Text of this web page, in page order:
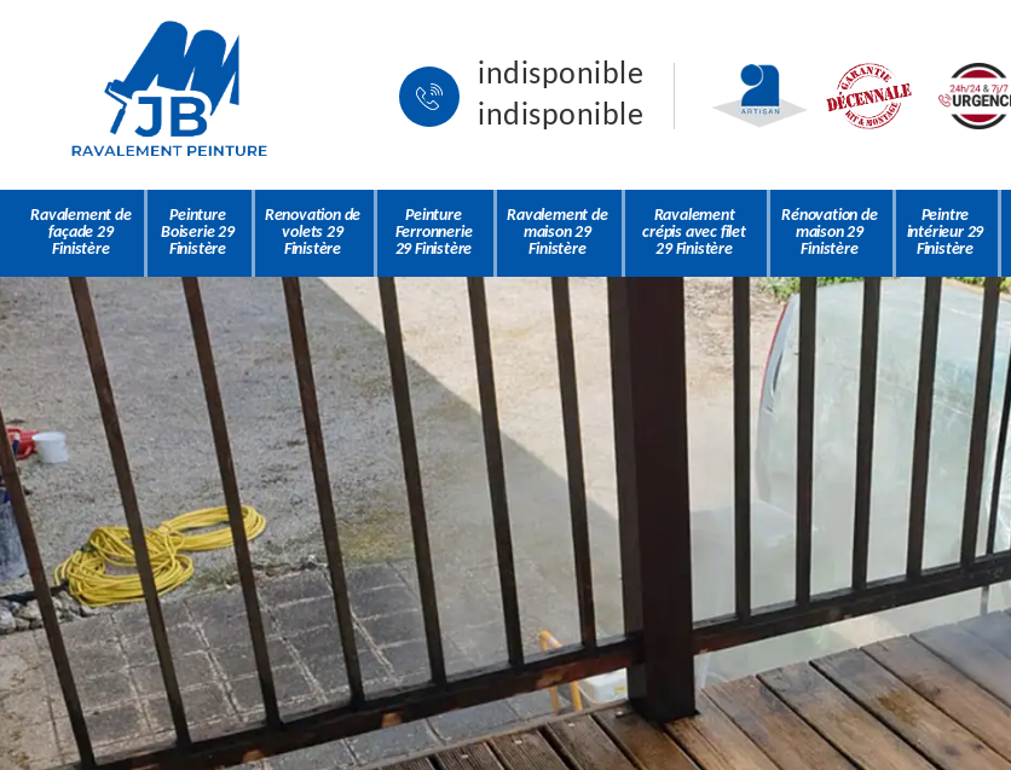
indisponible
indisponible
Ravalement de
façade 29
Finistère
Peinture
Boiserie 29
Finistère
Renovation de
volets 29
Finistère
Peinture
Ferronnerie
29 Finistère
Ravalement de
maison 29
Finistère
Ravalement
crépis avec filet
29 Finistère
Rénovation de
maison 29
Finistère
Peintre
intérieur 29
Finistère